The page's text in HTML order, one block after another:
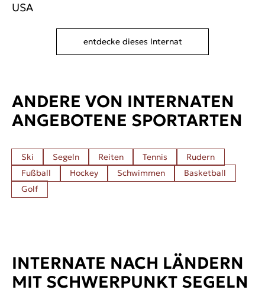
USA
entdecke dieses Internat
ANDERE VON INTERNATEN
ANGEBOTENE SPORTARTEN
Ski Segeln Reiten Tennis
Rudern
Fußball
Hockey Schwimmen
Basketball
Golf
INTERNATE NACH LÄNDERN
MIT SCHWERPUNKT SEGELN